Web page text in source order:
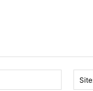
mail:*